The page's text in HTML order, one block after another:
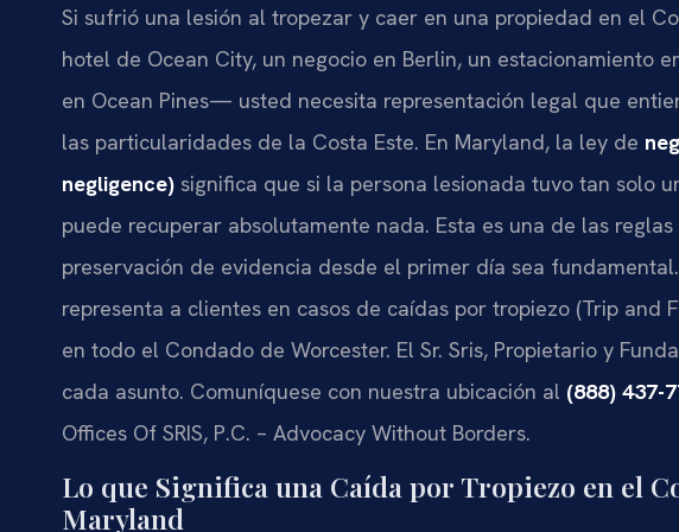
Si sufrió una lesión al tropezar y caer en una propiedad en el
hotel de Ocean City, un negocio en Berlin, un estacionamiento
en Ocean Pines— usted necesita representación legal que
las particularidades de la Costa Este. En Maryland, la ley de
negligence) significa que si la persona lesionada tuvo tan solo
puede recuperar absolutamente nada. Esta es una de las
preservación de evidencia desde el primer día sea fundamental.
representa a clientes en casos de caídas por tropiezo (Trip and
en todo el Condado de Worcester. El Sr. Sris, Propietario y
cada asunto. Comuníquese con nuestra ubicación al (888) 437-
Offices Of SRIS, P.C. – Advocacy Without Borders.
Lo que Significa una Caída por Tropiezo en el
Maryland